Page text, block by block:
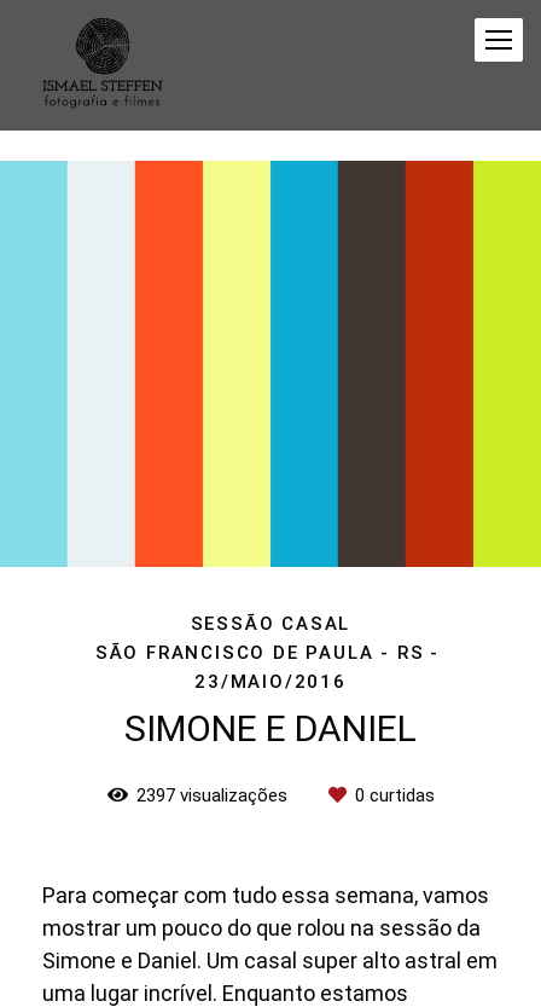
SESSÃO CASAL
SÃO FRANCISCO DE PAULA - RS
23/MAIO/2016
SIMONE E DANIEL
2397visualizações 0 curtidas
Para começar com tudo essa semana, vamos
mostrar um pouco do que rolou na sessão da
Simone e Daniel. Um casal super alto astral em
uma lugar incrível. Enquanto estamos